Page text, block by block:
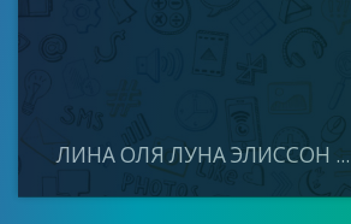
ЛИНА ОЛЯ ЛУНА ЭЛИССОН ...